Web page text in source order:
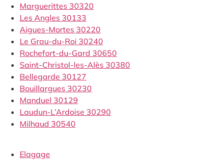
Marguerittes 30320
Les Angles 30133
Aigues-Mortes 30220
Le Grau-du-Roi 30240
Rochefort-du-Gard 30650
Saint-Christol-les-Alès 30380
Bellegarde 30127
Bouillargues 30230
Manduel 30129
Laudun-L’Ardoise 30290
Milhaud 30540
Elagage